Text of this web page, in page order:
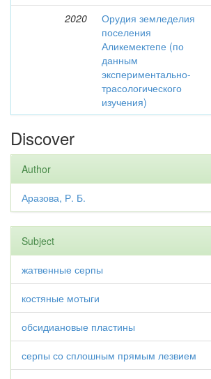
2020
Орудия земледелия
поселения
Аликемектепе (по
данным
экспериментально-
трасологического
изучения)
Discover
Author
Аразова, Р. Б.
Subject
жатвенные серпы
костяные мотыги
обсидиановые пластины
серпы со сплошным прямым лезвием